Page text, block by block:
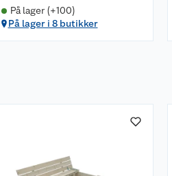
På lager (+100)
På lager i 8 butikker